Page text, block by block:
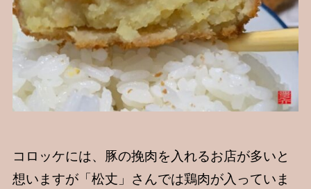
コロッケには、豚の挽肉を入れるお店が多いと
想いますが「松丈」さんでは鶏肉が入っていま